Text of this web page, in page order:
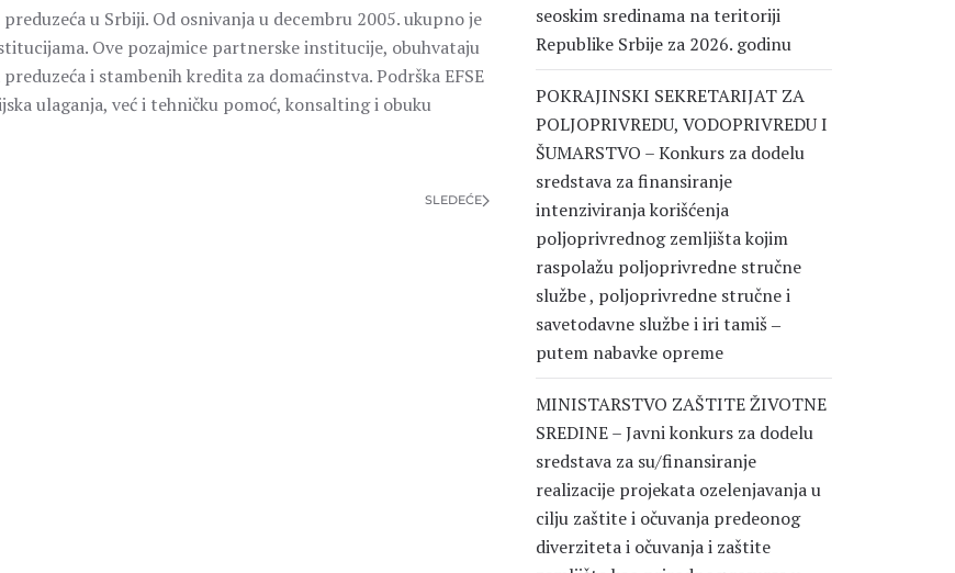
u Srbiji. Od osnivanja u decembru 2005. ukupno je
Ove pozajmice partnerske institucije, obuhvataju
i stambenih kredita za domaćinstva. Podrška EFSE
ulaganja, već i tehničku pomoć, konsalting i obuku
SLEDEĆE
seoskim sredinama na teritoriji
Republike Srbije za 2026. godinu
POKRAJINSKI SEKRETARIJAT ZA
POLJOPRIVREDU, VODOPRIVREDU I
ŠUMARSTVO – Konkurs za dodelu
sredstava za finansiranje
intenziviranja korišćenja
poljoprivrednog zemljišta kojim
raspolažu poljoprivredne stručne
službe , poljoprivredne stručne i
savetodavne službe i iri tamiš ‒
putem nabavke opreme
MINISTARSTVO ZAŠTITE ŽIVOTNE
SREDINE – Javni konkurs za dodelu
sredstava za su/finansiranje
realizacije projekata ozelenjavanja u
cilju zaštite i očuvanja predeonog
diverziteta i očuvanja i zaštite